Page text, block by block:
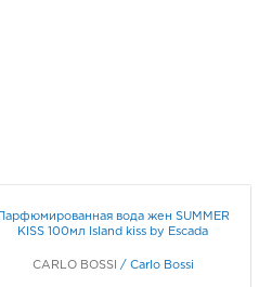
Парфюмированная вода жен SUMMER
KISS 100мл Island kiss by Escada
CARLO BOSSI /Carlo Bossi